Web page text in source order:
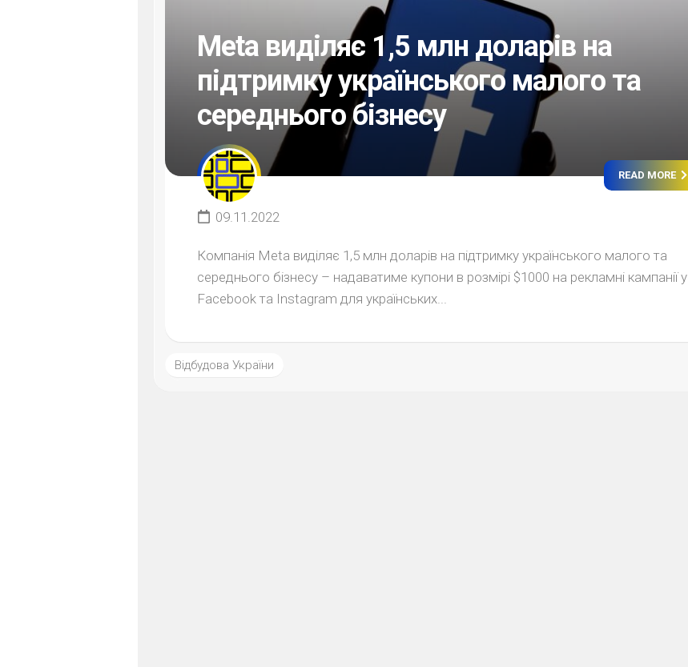
Meta виділяє 1,5 млн доларів на
підтримку українського малого та
середнього бізнесу
READ MORE
09.11.2022
Компанія Meta виділяє 1,5 млн доларів на підтримку українського малого та
середнього бізнесу – надаватиме купони в розмірі $1000 на рекламні кампанії у
Facebook та Instagram для українських...
Відбудова України